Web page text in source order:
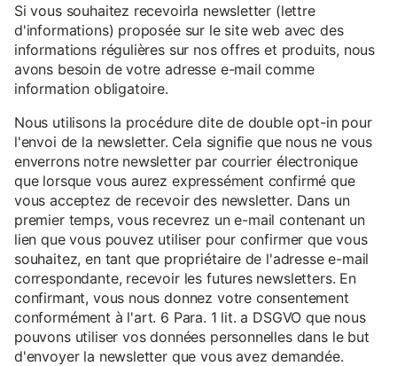
Si vous souhaitez recevoirla newsletter (lettre
d'informations) proposée sur le site web avec des
informations régulières sur nos offres et produits, nous
avons besoin de votre adresse e-mail comme
information obligatoire.
Nous utilisons la procédure dite de double opt-in pour
l'envoi de la newsletter. Cela signifie que nous ne vous
enverrons notre newsletter par courrier électronique
que lorsque vous aurez expressément confirmé que
vous acceptez de recevoir des newsletter. Dans un
premier temps, vous recevrez un e-mail contenant un
lien que vous pouvez utiliser pour confirmer que vous
souhaitez, en tant que propriétaire de l'adresse e-mail
correspondante, recevoir les futures newsletters. En
confirmant, vous nous donnez votre consentement
conformément à l'art. 6 Para. 1 lit. a DSGVO que nous
pouvons utiliser vos données personnelles dans le but
d'envoyer la newsletter que vous avez demandée.